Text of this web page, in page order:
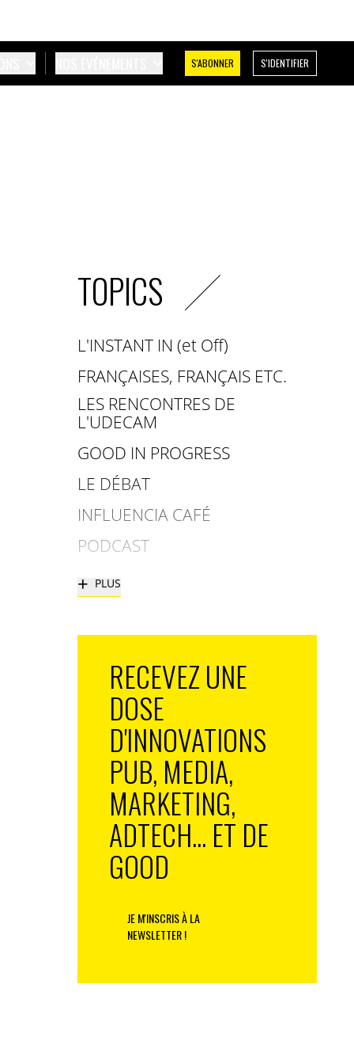
S'ABONNER S'IDENTIFIER
TOPICS
L'INSTANT IN (et Off)
FRANÇAISES, FRANÇAIS ETC.
LES RENCONTRES DE
L'UDECAM
GOOD IN PROGRESS
LE DÉBAT
INFLUENCIA CAFÉ
PODCAST
+ PLUS
RECEVEZ UNE
DOSE
D'INNOVATIONS
PUB, MEDIA,
MARKETING,
ADTECH... ET DE
GOOD
JE M'INSCRIS À LA
NEWSLETTER !